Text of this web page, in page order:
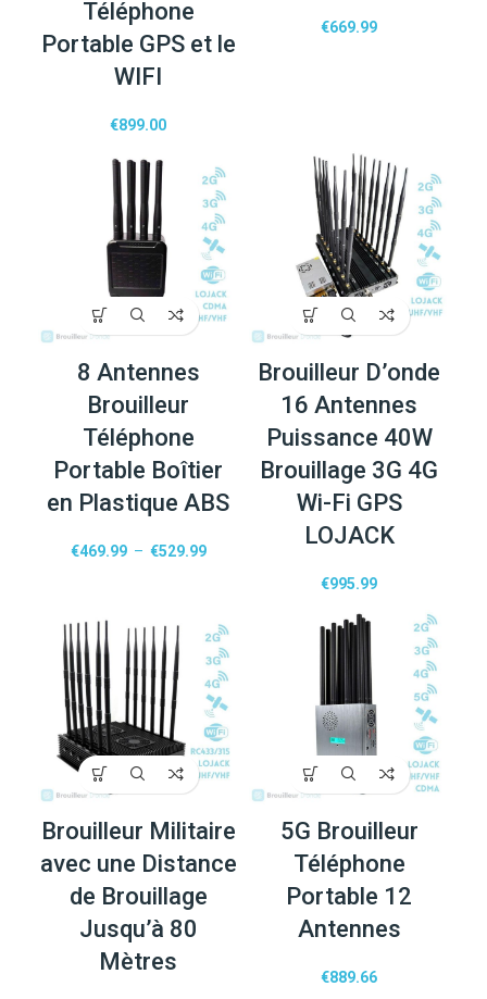
Téléphone
Portable GPS et le
WIFI
€899.00
€669.99
8 Antennes
Brouilleur
Téléphone
Portable Boîtier
en Plastique ABS
€469.99 – €529.99
Brouilleur D’onde
16 Antennes
Puissance 40W
Brouillage 3G 4G
Wi-Fi GPS
LOJACK
€995.99
Brouilleur Militaire
avec une Distance
de Brouillage
Jusqu’à 80
Mètres
5G Brouilleur
Téléphone
Portable 12
Antennes
€889.66